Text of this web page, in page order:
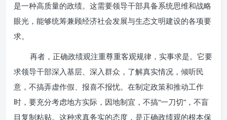
是一种高质量的政绩。这需要领导干部具备系统思维和战略
眼光，能够统筹兼顾经济社会发展与生态文明建设的各项要
求。
再者，正确政绩观注重尊重客观规律，实事求是。它要
求领导干部深入基层、深入群众，了解真实情况，倾听民
意，不搞弄虚作假、报喜不报忧。在制定政策和推动工作
时，要充分考虑地方实际，因地制宜，不搞“一刀切”，不盲
目复制粘贴。这种求真务实的态度，是正确政绩观的根本保